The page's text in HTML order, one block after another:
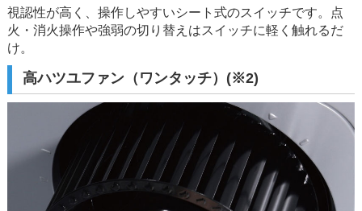
視認性が高く、操作しやすいシート式のスイッチです。点
火・消火操作や強弱の切り替えはスイッチに軽く触れるだ
け。
高ハツユファン（ワンタッチ）(※2)